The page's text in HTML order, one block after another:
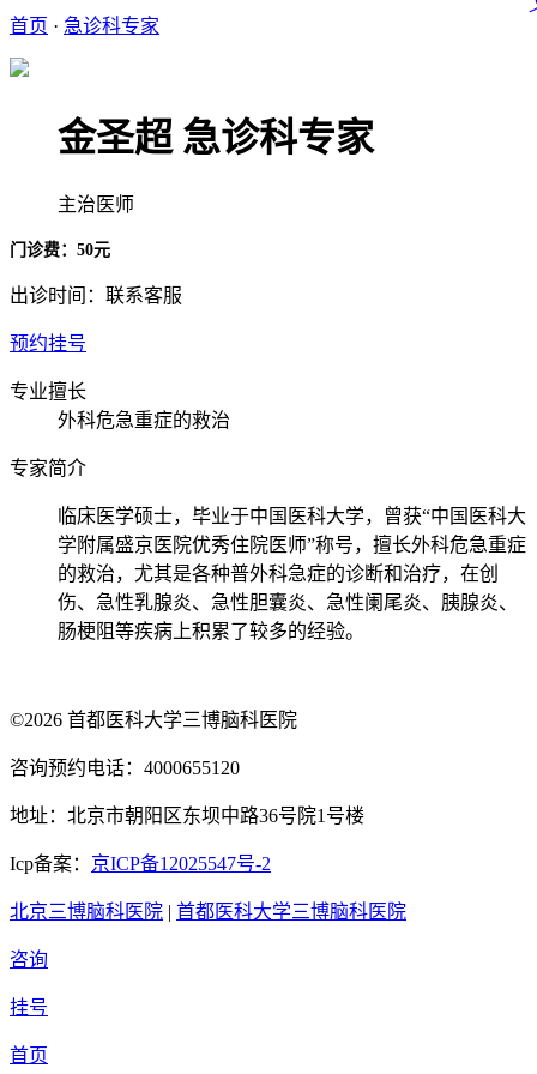
首页 · 急诊科专家
金圣超 急诊科专家
主治医师
门诊费：50元
出诊时间：联系客服
预约挂号
专业擅长
外科危急重症的救治
专家简介
临床医学硕士，毕业于中国医科大学，曾获“中国医科大
学附属盛京医院优秀住院医师”称号，擅长外科危急重症
的救治，尤其是各种普外科急症的诊断和治疗，在创
伤、急性乳腺炎、急性胆囊炎、急性阑尾炎、胰腺炎、
肠梗阻等疾病上积累了较多的经验。
©2026 首都医科大学三博脑科医院
咨询预约电话：4000655120
地址：北京市朝阳区东坝中路36号院1号楼
Icp备案： 京ICP备12025547号-2
北京三博脑科医院 | 首都医科大学三博脑科医院
咨询
挂号
首页